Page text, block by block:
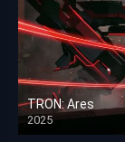
TRON: Ares
2025
HD 1080p